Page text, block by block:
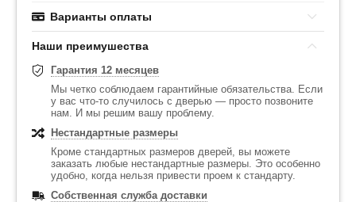
Варианты оплаты
Наши преимушества
Гарантия 12 месяцев
Мы четко соблюдаем гарантийные обязательства. Если
у вас что-то случилось с дверью — просто позвоните
нам. И мы решим вашу проблему.
Нестандартные размеры
Кроме стандартных размеров дверей, вы можете
заказать любые нестандартные размеры. Это особенно
удобно, когда нельзя привести проем к стандарту.
Собственная служба доставки